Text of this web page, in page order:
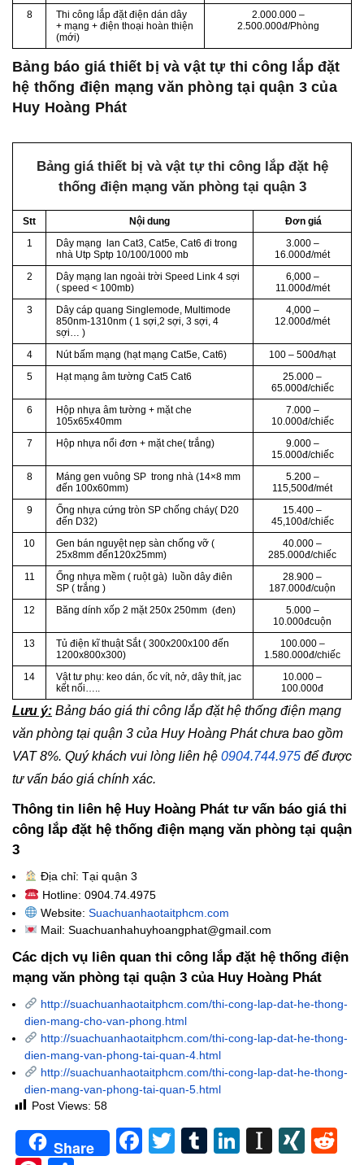
8
Thi công lắp đặt điện dán dây
+ mạng + điện thoại hoàn thiện
(mới)
2.000.000 –
2.500.000đ/Phòng
Bảng báo giá thiết bị và vật tự thi công lắp đặt
hệ thống điện mạng văn phòng tại quận 3 của
Huy Hoàng Phát
Bảng giá thiết bị và vật tự thi công lắp đặt hệ
thống điện mạng văn phòng tại quận 3
Stt Nội dung
Đơn giá
1
Dây mạng lan Cat3, Cat5e, Cat6 đi trong
nhà Utp Sptp 10/100/1000 mb
3.000 –
16.000đ/mét
2
Dây mạng lan ngoài trời Speed Link 4 sợi
( speed < 100mb)
6,000 –
11.000đ/mét
3
Dây cáp quang Singlemode, Multimode
850nm-1310nm ( 1 sợi,2 sợi, 3 sợi, 4
sợi… )
4,000 –
12.000đ/mét
4 Nút bấm mạng (hạt mạng Cat5e, Cat6)
100 – 500đ/hạt
5
Hạt mạng âm tường Cat5 Cat6
25.000 –
65.000đ/chiếc
6
Hộp nhựa âm tường + mặt che
105x65x40mm
7.000 –
10.000đ/chiếc
7
Hộp nhựa nổi đơn + mặt che( trắng)
9.000 –
15.000đ/chiếc
8
Máng gen vuông SP trong nhà (14×8 mm
đến 100x60mm)
5.200 –
115,500đ/mét
9
Ống nhựa cứng tròn SP chống cháy( D20
đến D32)
15.400 –
45,100đ/chiếc
10
Gen bán nguyệt nẹp sàn chống vỡ (
25x8mm đến120x25mm)
40.000 –
285.000đ/chiếc
11
Ống nhựa mềm ( ruột gà) luồn dây điên
SP ( trắng )
28.900 –
187.000đ/cuộn
12
Băng dính xốp 2 mặt 250x 250mm (đen)
5.000 –
10.000đcuộn
13
Tủ điện kĩ thuật Sắt ( 300x200x100 đến
1200x800x300)
100.000 –
1.580.000đ/chiếc
14
Vật tư phụ: keo dán, ốc vít, nở, dây thít, jac
kết nối…..
10.000 –
100.000đ
Lưu ý: Bảng báo giá thi công lắp đặt hệ thống điện mạng
văn phòng tại quận 3 của Huy Hoàng Phát chưa bao gồm
VAT 8%. Quý khách vui lòng liên hệ 0904.744.975 để được
tư vấn báo giá chính xác.
Thông tin liên hệ Huy Hoàng Phát tư vấn báo giá thi
công lắp đặt hệ thống điện mạng văn phòng tại quận
3
Địa chỉ: Tại quận 3
Hotline: 0904.74.4975
Website: Suachuanhaotaitphcm.com
Mail: Suachuanhahuyhoangphat@gmail.com
Các dịch vụ liên quan thi công lắp đặt hệ thống điện
mạng văn phòng tại quận 3 của Huy Hoàng Phát
http://suachuanhaotaitphcm.com/thi-cong-lap-dat-he-thong-
dien-mang-cho-van-phong.html
http://suachuanhaotaitphcm.com/thi-cong-lap-dat-he-thong-
dien-mang-van-phong-tai-quan-4.html
http://suachuanhaotaitphcm.com/thi-cong-lap-dat-he-thong-
dien-mang-van-phong-tai-quan-5.html
Post Views: 58
Share Facebook
TwitterTumblrLinkedIn